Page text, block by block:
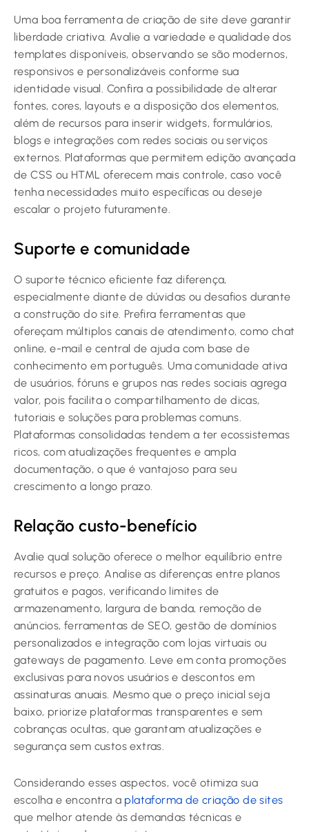
Uma boa ferramenta de criação de site deve garantir
liberdade criativa. Avalie a variedade e qualidade dos
templates disponíveis, observando se são modernos,
responsivos e personalizáveis conforme sua
identidade visual. Confira a possibilidade de alterar
fontes, cores, layouts e a disposição dos elementos,
além de recursos para inserir widgets, formulários,
blogs e integrações com redes sociais ou serviços
externos. Plataformas que permitem edição avançada
de CSS ou HTML oferecem mais controle, caso você
tenha necessidades muito específicas ou deseje
escalar o projeto futuramente.
Suporte e comunidade
O suporte técnico eficiente faz diferença,
especialmente diante de dúvidas ou desafios durante
a construção do site. Prefira ferramentas que
ofereçam múltiplos canais de atendimento, como chat
online, e-mail e central de ajuda com base de
conhecimento em português. Uma comunidade ativa
de usuários, fóruns e grupos nas redes sociais agrega
valor, pois facilita o compartilhamento de dicas,
tutoriais e soluções para problemas comuns.
Plataformas consolidadas tendem a ter ecossistemas
ricos, com atualizações frequentes e ampla
documentação, o que é vantajoso para seu
crescimento a longo prazo.
Relação custo-benefício
Avalie qual solução oferece o melhor equilíbrio entre
recursos e preço. Analise as diferenças entre planos
gratuitos e pagos, verificando limites de
armazenamento, largura de banda, remoção de
anúncios, ferramentas de SEO, gestão de domínios
personalizados e integração com lojas virtuais ou
gateways de pagamento. Leve em conta promoções
exclusivas para novos usuários e descontos em
assinaturas anuais. Mesmo que o preço inicial seja
baixo, priorize plataformas transparentes e sem
cobranças ocultas, que garantam atualizações e
segurança sem custos extras.
Considerando esses aspectos, você otimiza sua
escolha e encontra a plataforma de criação de sites
que melhor atende às demandas técnicas e